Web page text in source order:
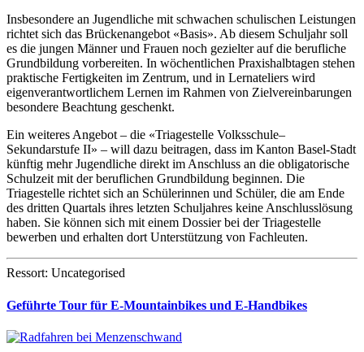
Insbesondere an Jugendliche mit schwachen schulischen Leistungen
richtet sich das Brückenangebot «Basis». Ab diesem Schuljahr soll
es die jungen Männer und Frauen noch gezielter auf die berufliche
Grundbildung vorbereiten. In wöchentlichen Praxishalbtagen stehen
praktische Fertigkeiten im Zentrum, und in Lernateliers wird
eigenverantwortlichem Lernen im Rahmen von Zielvereinbarungen
besondere Beachtung geschenkt.
Ein weiteres Angebot – die «Triagestelle Volksschule–
Sekundarstufe II» – will dazu beitragen, dass im Kanton Basel-Stadt
künftig mehr Jugendliche direkt im Anschluss an die obligatorische
Schulzeit mit der beruflichen Grundbildung beginnen. Die
Triagestelle richtet sich an Schülerinnen und Schüler, die am Ende
des dritten Quartals ihres letzten Schuljahres keine Anschlusslösung
haben. Sie können sich mit einem Dossier bei der Triagestelle
bewerben und erhalten dort Unterstützung von Fachleuten.
Ressort: Uncategorised
Geführte Tour für E-Mountainbikes und E-Handbikes